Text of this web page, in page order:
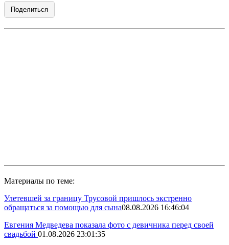
Поделиться
Материалы по теме:
Улетевшей за границу Трусовой пришлось экстренно
обращаться за помощью для сына08.08.2026 16:46:04
Евгения Медведева показала фото с девичника перед своей
свадьбой 01.08.2026 23:01:35